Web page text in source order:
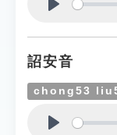
詔安音
chong53